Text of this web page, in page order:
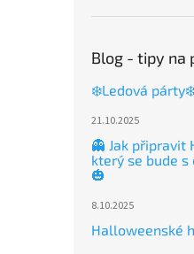
Blog - tipy na
❄️Ledová
21.10.2025
👻 Jak připravit
který se bude
🎃
8.10.2025
Halloweenské